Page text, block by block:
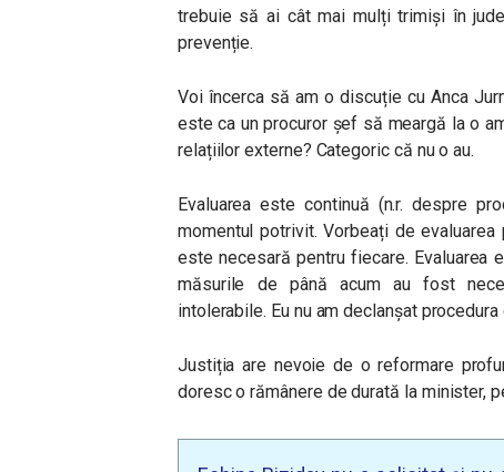
trebuie să ai cât mai mulți trimiși în
prevenție.
Voi încerca să am o discuție cu Anca
este ca un procuror șef să meargă la o
relațiilor externe? Categoric că nu o au.
Evaluarea este continuă (n.r. despre
momentul potrivit. Vorbeați de evaluarea
este necesară pentru fiecare.
măsurile de până acum au fost
intolerabile. Eu nu am declanșat
Justiția are nevoie de o reformare
doresc o rămânere de durată la minister,